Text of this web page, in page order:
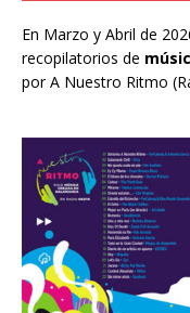
En Marzo y Abril de
recopilatorios de
porA Nuestro Ritmo